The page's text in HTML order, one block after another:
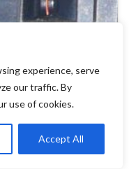
experience, serve
our traffic. By
use of cookies.
Accept All